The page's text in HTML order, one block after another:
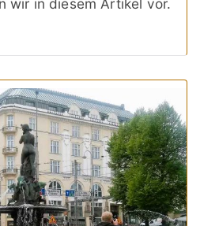
wir in diesem Artikel vor.